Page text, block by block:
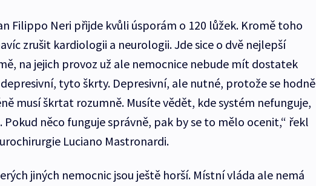
Filippo Neri přijde kvůli úsporám o 120 lůžek. Kromě toho
zrušit kardiologii a neurologii. Jde sice o dvě nejlepší
na jejich provoz už ale nemocnice nebude mít dostatek
tyto škrty. Depresivní, ale nutné, protože se hodně
musí škrtat rozumně. Musíte vědět, kde systém nefunguje,
něco funguje správně, pak by se to mělo ocenit,“ řekl
Luciano Mastronardi.
jiných nemocnic jsou ještě horší. Místní vláda ale nemá